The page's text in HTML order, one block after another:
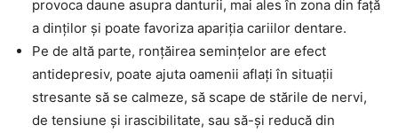
provoca daune asupra danturii, mai ales în zona din față
a dinților și poate favoriza apariția cariilor dentare.
Pe de altă parte, ronțăirea semințelor are efect
antidepresiv, poate ajuta oamenii aflați în situații
stresante să se calmeze, să scape de stările de nervi,
de tensiune și irascibilitate, sau să-și reducă din